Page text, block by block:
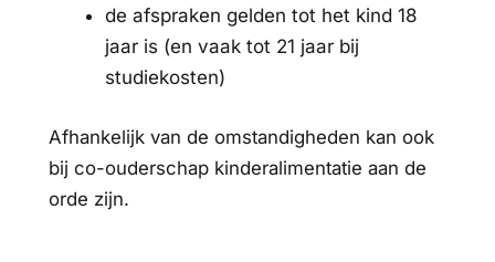
de afspraken gelden tot het kind 18
jaar is (en vaak tot 21 jaar bij
studiekosten)
Afhankelijk van de omstandigheden kan ook
bij co-ouderschap kinderalimentatie aan de
orde zijn.